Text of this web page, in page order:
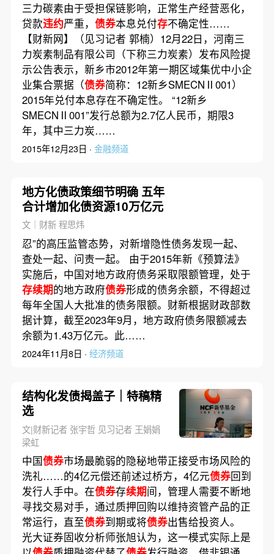
三力碳素由于受担保链影响，正常生产经营恶化，
贷款违约严重， 债券本息兑付存不确定性……
【财新网】（见习记者 郭楠）12月22日，河南三
力炭素制品有限公司（下称三力炭素）发布风险提
示公告表示，新乡市2012年第一期区域集优中小企
业集合票据（债券简称：12新乡SMECNⅡ001）
2015年兑付本息存在不确定性。 “12新乡
SMECNⅡ001”发行总额为2.7亿人民币，期限3
年，其中三力炭……
2015年12月23日 · 金融频道
地方化债政策细节明确 五年
合计增加化债资源10万亿元
文｜财新 程思炜
忍”的高压监管态势，对新增隐性债务发现一起、
查处一起、问责一起。 由于2015年新《预算法》
实施后，中国对地方政府债务采取限额管理，处于
存续期的地方政府债券形成的债务余额，不得超过
每年全国人大批准的债务限额。财新根据财政部数
据计算，截至2023年9月，地方政府债务限额减去
余额为1.43万亿元。此……
2024年11月8日 · 经济频道
结构化发债揭盖子｜特稿精
选
文|财新记者 张宇哲 见习记者 王娟娟
梁虹
中国债券市场最脆弱的隐秘地带正接受市场风险的
洗礼……的4亿元偿还前述过桥方，4亿元债券回到
发行人手中。在债券存续期间，管理人需要不断地
寻找交易对手，通过质押回购以维持资管产品的正
常运行，直至债券到期或将债券出售给投资人。
光大证券固收分析师张旭认为，这一模式实际上是